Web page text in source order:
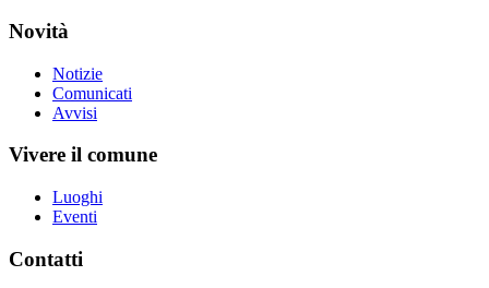
Novità
Notizie
Comunicati
Avvisi
Vivere il comune
Luoghi
Eventi
Contatti